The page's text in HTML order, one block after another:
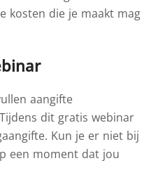
kosten die je maakt mag
aangifte
dit gratis webinar
Kun je er niet bij
een moment dat jou